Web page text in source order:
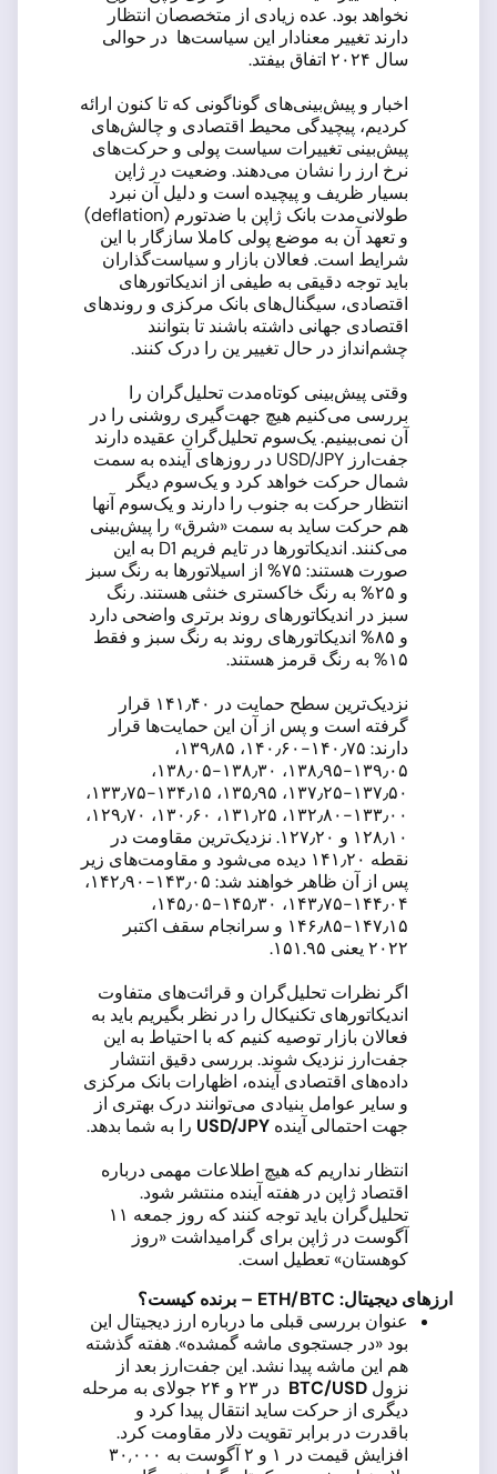
نخواهد بود. عده زیادی از متخصصان انتظار
دارند تغییر معنادار این سیاست‌ها در حوالی
سال ۲۰۲۴ اتفاق بیفتد.
اخبار و پیش‌بینی‌های گوناگونی که تا کنون ارائه
کردیم، پیچیدگی محیط اقتصادی و چالش‌های
پیش‌بینی تغییرات سیاست پولی و حرکت‌های
نرخ ارز را نشان می‌دهند. وضعیت در ژاپن
بسیار ظریف و پیچیده است و دلیل آن نبرد
طولانی‌مدت بانک ژاپن با ضدتورم (deflation)
و تعهد آن به موضع پولی کاملا سازگار با این
شرایط است. فعالان بازار و سیاست‌گذاران
باید توجه دقیقی به طیفی از اندیکاتورهای
اقتصادی، سیگنال‌های بانک مرکزی و روندهای
اقتصادی جهانی داشته باشند تا بتوانند
چشم‌انداز در حال تغییر ین را درک کنند.
وقتی پیش‌بینی کوتاه‌مدت تحلیل‌گران را
بررسی می‌کنیم هیچ جهت‌گیری روشنی را در
آن نمی‌بینیم. یک‌سوم تحلیل‌گران عقیده دارند
جفت‌ارز USD/JPY در روزهای آینده به سمت
شمال حرکت خواهد کرد و یک‌سوم دیگر
انتظار حرکت به جنوب را دارند و یک‌سوم آنها
هم حرکت ساید به سمت «شرق» را پیش‌بینی
می‌کنند. اندیکاتورها در تایم فریم D1 به این
صورت هستند: ۷۵% از اسیلاتورها به رنگ سبز
و ۲۵% به رنگ خاکستری خنثی هستند. رنگ
سبز در اندیکاتورهای روند برتری واضحی دارد
و ۸۵% اندیکاتورهای روند به رنگ سبز و فقط
۱۵% به رنگ قرمز هستند.
نزدیک‌ترین سطح حمایت در ۱۴۱٫۴۰ قرار
گرفته است و پس از آن این حمایت‌ها قرار
دارند: ۱۴۰٫۷۵-۱۴۰٫۶۰، ۱۳۹٫۸۵،
۱۳۹٫۰۵-۱۳۸٫۹۵، ۱۳۸٫۳۰-۱۳۸٫۰۵،
۱۳۷٫۵۰-۱۳۷٫۲۵، ۱۳۵٫۹۵، ۱۳۴٫۱۵-۱۳۳٫۷۵،
۱۳۳٫۰۰-۱۳۲٫۸۰، ۱۳۱٫۲۵، ۱۳۰٫۶۰، ۱۲۹٫۷۰،
۱۲۸٫۱۰ و ۱۲۷٫۲۰. نزدیک‌ترین مقاومت در
نقطه ۱۴۱٫۲۰ دیده می‌شود و مقاومت‌های زیر
پس از آن ظاهر خواهند شد: ۱۴۳٫۰۵-۱۴۲٫۹۰،
۱۴۴٫۰۴-۱۴۳٫۷۵، ۱۴۵٫۳۰-۱۴۵٫۰۵،
۱۴۷٫۱۵-۱۴۶٫۸۵ و سرانجام سقف اکتبر
۲۰۲۲ یعنی ۱۵۱.۹۵.
اگر نظرات تحلیل‌گران و قرائت‌های متفاوت
اندیکاتورهای تکنیکال را در نظر بگیریم باید به
فعالان بازار توصیه کنیم که با احتیاط به این
جفت‌ارز نزدیک شوند. بررسی دقیق انتشار
داده‌های اقتصادی آینده، اظهارات بانک مرکزی
و سایر عوامل بنیادی می‌توانند درک بهتری از
جهت احتمالی آینده USD/JPY را به شما بدهد.
انتظار نداریم که هیچ اطلاعات مهمی درباره
اقتصاد ژاپن در هفته آینده منتشر شود.
تحلیل‌گران باید توجه کنند که روز جمعه ۱۱
آگوست در ژاپن برای گرامیداشت «روز
کوهستان» تعطیل است.
ارزهای دیجیتال: ETH/BTC – برنده کیست؟
عنوان بررسی قبلی ما درباره ارز دیجیتال این
بود «در جستجوی ماشه گمشده». هفته گذشته
هم این ماشه پیدا نشد. این جفت‌ارز بعد از
نزول BTC/USD
در ۲۳ و ۲۴ جولای به مرحله
دیگری از حرکت ساید انتقال پیدا کرد و
باقدرت در برابر تقویت دلار مقاومت کرد.
افزایش قیمت در ۱ و ۲ آگوست به ۳۰,۰۰۰